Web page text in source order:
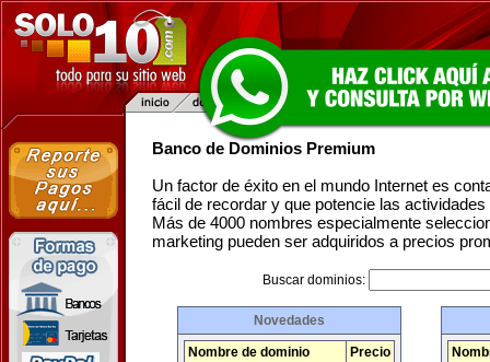
Banco de Dominios Premium
Un factor de éxito en el mundo Internet es
fácil de recordar y que potencie las
Más de 4000 nombres especialmente
marketing pueden ser adquiridos a precios
Buscar dominios:
Novedades
Nombre de dominio Precio